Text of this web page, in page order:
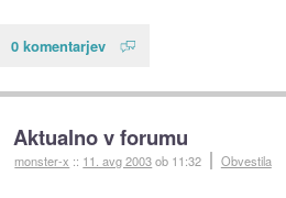
0 komentarjev
Aktualno v forumu
monster-x :: 11. avg 2003ob 11:32 Obvestila